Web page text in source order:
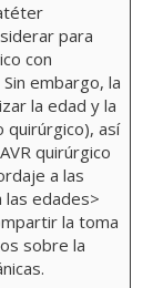
para
con
embargo, la
la edad y la
quirúrgico), así
quirúrgico
a las
edades>
la toma
sobre la